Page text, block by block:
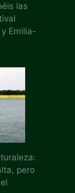
las
Emilia-
pero